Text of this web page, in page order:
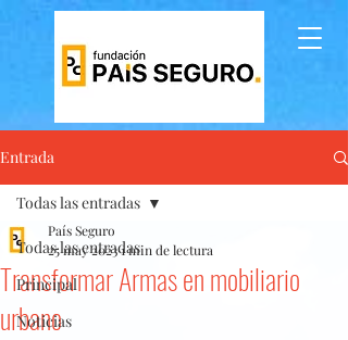
Entrada
Todas las entradas
Principal
Noticias
Todas las entradas
Transformar Armas en mobiliario
urbano
País Seguro
25 may 20231 min de lectura